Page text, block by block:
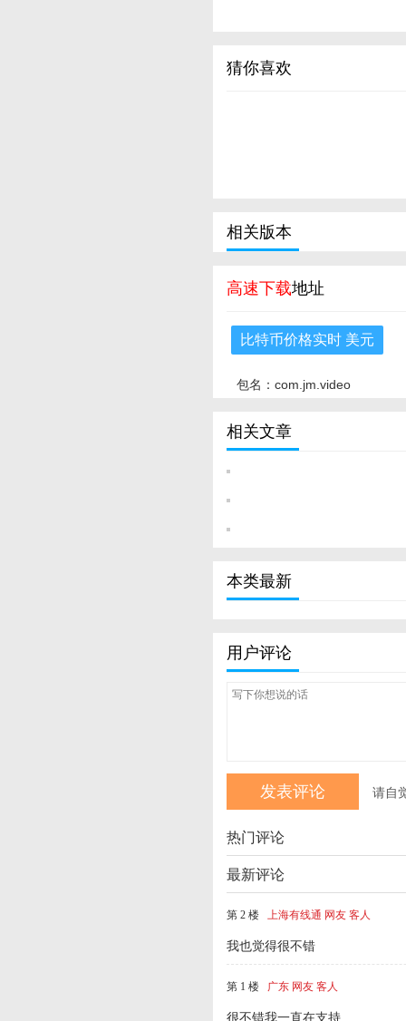
猜你喜欢
相关版本
高速下载地址
比特币价格实时 美元
包名：com.jm.video
相关文章
本类最新
用户评论
请自
热门评论
最新评论
第 2 楼 上海有线通 网友 客人
我也觉得很不错
第 1 楼 广东 网友 客人
很不错我一直在支持